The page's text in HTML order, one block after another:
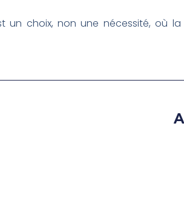
choix, non une nécessité, où